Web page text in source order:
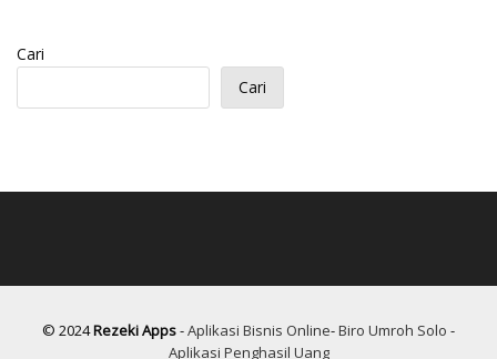
Cari
Cari
© 2024Rezeki Apps-Aplikasi Bisnis Online-Biro Umroh Solo -
Aplikasi Penghasil Uang